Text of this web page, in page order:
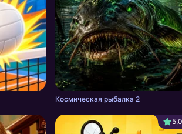
Космическая рыбалка 2
5,0